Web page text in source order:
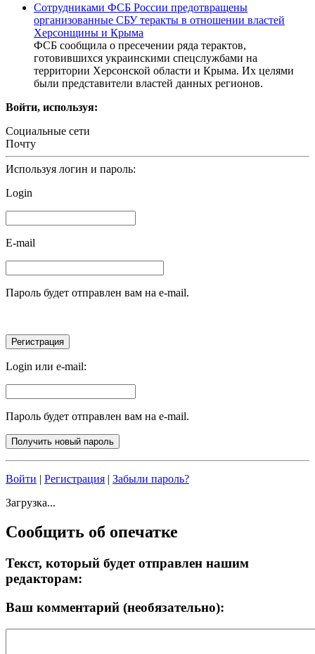
Сотрудниками ФСБ России предотвращены
организованные СБУ теракты в отношении властей
Херсонщины и Крыма
ФСБ сообщила о пресечении ряда терактов,
готовившихся украинскими спецслужбами на
территории Херсонской области и Крыма. Их целями
были представители властей данных регионов.
Войти, используя:
Социальные сети
Почту
Используя логин и пароль:
Login
E-mail
Пароль будет отправлен вам на e-mail.
Login или e-mail:
Пароль будет отправлен вам на e-mail.
Войти | Регистрация | Забыли пароль?
Загрузка...
Сообщить об опечатке
Текст, который будет отправлен нашим
редакторам:
Ваш комментарий (необязательно):